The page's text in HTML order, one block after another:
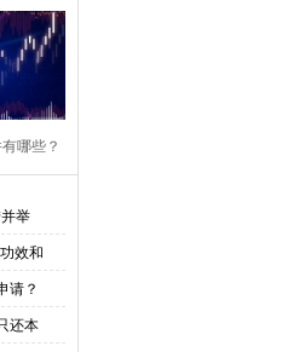
么功效和
哪些？
举
效和
请？
还本